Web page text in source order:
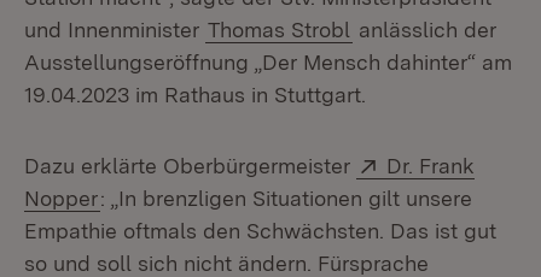
und Innenminister Thomas Strobl anlässlich der
Ausstellungseröffnung „Der Mensch dahinter“ am
19.04.2023 im Rathaus in Stuttgart.
Dazu erklärte Oberbürgermeister Extern:
Dr. Frank
Nopper(Öffnet in neuem Fenster)
: „In brenzligen Situationen gilt unsere
Empathie oftmals den Schwächsten. Das ist gut
so und soll sich nicht ändern. Fürsprache